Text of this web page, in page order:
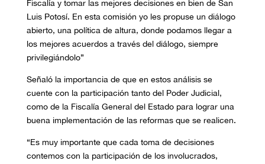
Fiscalía y tomar las mejores decisiones en bien de San
Luis Potosí. En esta comisión yo les propuse un diálogo
abierto, una política de altura, donde podamos llegar a
los mejores acuerdos a través del diálogo, siempre
privilegiándolo”
Señaló la importancia de que en estos análisis se
cuente con la participación tanto del Poder Judicial,
como de la Fiscalía General del Estado para lograr una
buena implementación de las reformas que se realicen.
“Es muy importante que cada toma de decisiones
contemos con la participación de los involucrados,